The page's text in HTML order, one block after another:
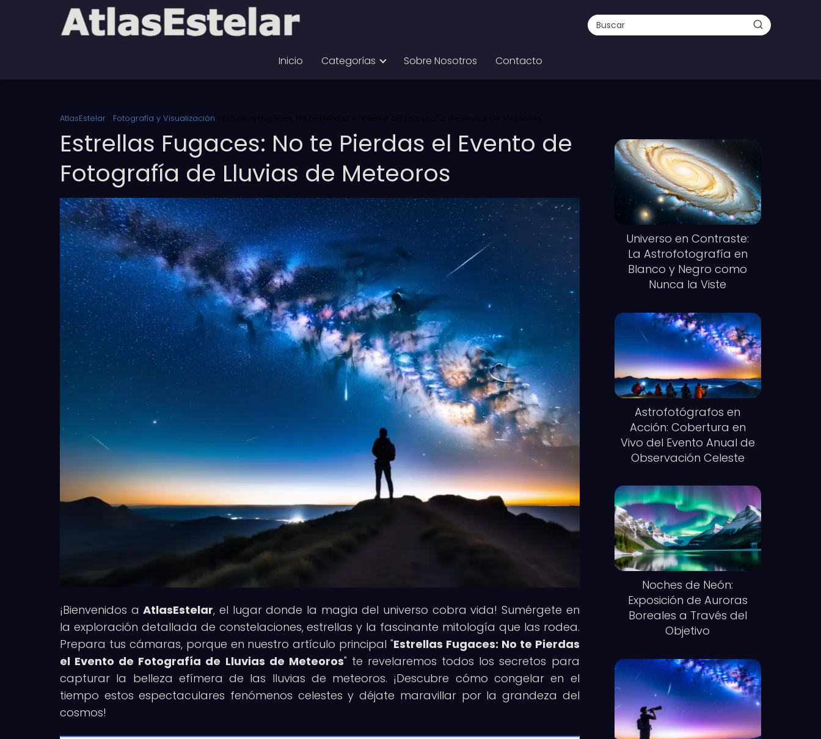
Inicio Categorías Sobre Nosotros Contacto
AtlasEstelar Fotografía y Visualización Estrellas Fugaces: No te Pierdas el Evento de Fotografía de Lluvias de Meteoros
Estrellas Fugaces: No te Pierdas el Evento de
Fotografía de Lluvias de Meteoros
¡Bienvenidos aAtlasEstelar, el lugar donde la magia del universo cobra vida! Sumérgete en
la exploración detallada de constelaciones, estrellas y la fascinante mitología que las rodea.
Prepara tus cámaras, porque en nuestro artículo principal "Estrellas Fugaces: No te Pierdas
el Evento de Fotografía de Lluvias de Meteoros" te revelaremos todos los secretos para
capturar la belleza efímera de las lluvias de meteoros. ¡Descubre cómo congelar en el
tiempo estos espectaculares fenómenos celestes y déjate maravillar por la grandeza del
cosmos!
Universo en Contraste:
La Astrofotografía en
Blanco y Negro como
Nunca la Viste
Astrofotógrafos en
Acción: Cobertura en
Vivo del Evento Anual de
Observación Celeste
Noches de Neón:
Exposición de Auroras
Boreales a Través del
Objetivo